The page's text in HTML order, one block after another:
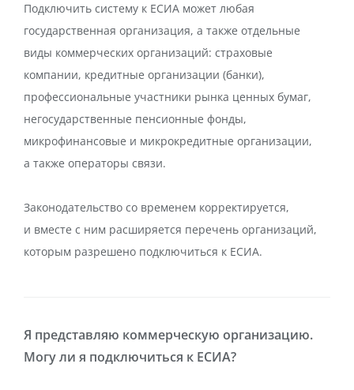
Подключить систему к ЕСИА может любая
государственная организация, а также отдельные
виды коммерческих организаций: страховые
компании, кредитные организации (банки),
профессиональные участники рынка ценных бумаг,
негосударственные пенсионные фонды,
микрофинансовые и микрокредитные организации,
а также операторы связи.
Законодательство со временем корректируется,
и вместе с ним расширяется перечень организаций,
которым разрешено подключиться к ЕСИА.
Я представляю коммерческую организацию.
Могу ли я подключиться к ЕСИА?